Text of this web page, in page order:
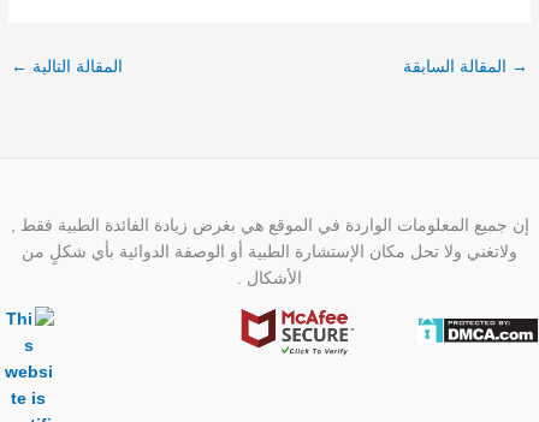
→ المقالة السابقة المقالة التالية ←
إن جميع المعلومات الواردة في الموقع هي بغرض زيادة الفائدة الطبية فقط ,
ولاتغني ولا تحل مكان الإستشارة الطبية أو الوصفة الدوائية بأي شكلٍ من
الأشكال .